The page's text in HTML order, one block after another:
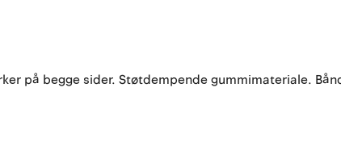
på begge sider. Støtdempende gummimateriale.